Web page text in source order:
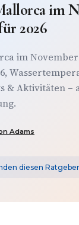
im
2026
im
& Aktivitäten –
Adams
diesen